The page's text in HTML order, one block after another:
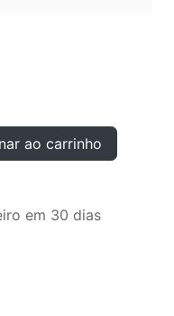
ao carrinho
em 30 dias